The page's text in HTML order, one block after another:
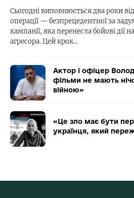
Сьогодні виповнюється два роки
операції — безпрецедентної за
кампанії, яка перенесла бойові дії
агресора. Цей крок…
Актор і офіцер
фільми не мають
війною»
«Це зло має бути
українця, який